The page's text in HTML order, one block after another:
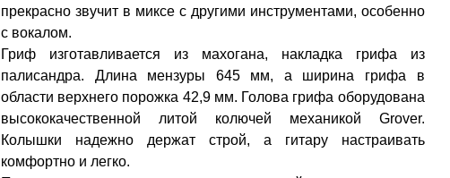
прекрасно звучит в миксе с другими инструментами, особенно
с вокалом.
Гриф изготавливается из махогана, накладка грифа из
палисандра. Длина мензуры 645 мм, а ширина грифа в
области верхнего порожка 42,9 мм. Голова грифа оборудована
высококачественной литой колючей механикой Grover.
Колышки надежно держат строй, а гитару настраивать
комфортно и легко.